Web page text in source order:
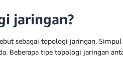
jaringan?
sebagai topologi jaringan.
Beberapa tipe topologi jaringan